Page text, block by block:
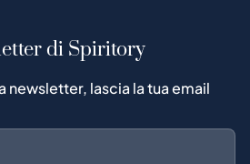
di Spiritory
newsletter, lascia la tua email